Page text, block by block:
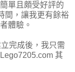
單且頗受好評的
間，讓我更有餘裕
體驗。
完成後，我只需
其